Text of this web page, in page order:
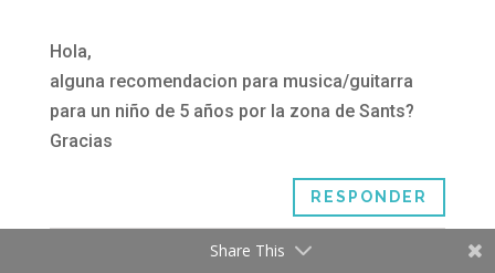
Hola,
alguna recomendacion para musica/guitarra
para un niño de 5 años por la zona de Sants?
Gracias
RESPONDER
Share This